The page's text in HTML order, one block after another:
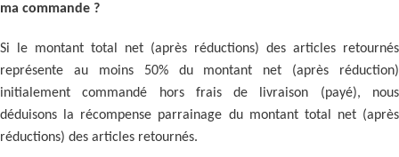
ma commande ?
Si le montant total net (après réductions) des articles retournés
représente au moins 50% du montant net (après réduction)
initialement commandé hors frais de livraison (payé), nous
déduisons la récompense parrainage du montant total net (après
réductions) des articles retournés.